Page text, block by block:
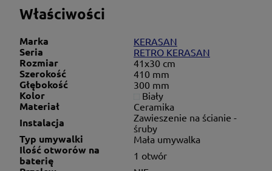
Właściwości
Marka KERASAN
Seria RETRO KERASAN
Rozmiar 41x30 cm
Szerokość 410 mm
Głębokość 300 mm
Kolor Biały
Materiał Ceramika
Instalacja
Zawieszenie na ścianie -
śruby
Typ umywalki Mała umywalka
Ilość otworów na
baterię
1 otwór